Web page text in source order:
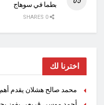
بطما في سوهاج
اخترنا لك
محمد صالح هشلان يقدم